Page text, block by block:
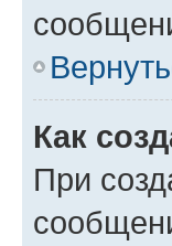
Как
При